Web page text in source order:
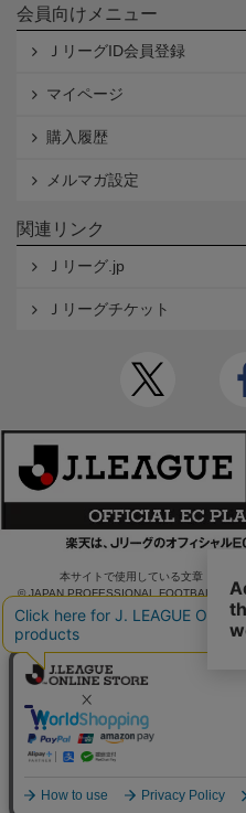
会員向けメニュー
ＪリーグID会員登録
マイページ
購入履歴
メルマガ設定
関連リンク
Ｊリーグ.jp
Ｊリーグチケット
本サイトで使用している文章・画像
© JAPAN PROFESSIONAL FOOTBALL